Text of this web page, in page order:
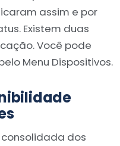
assim e por
Existem duas
Você pode
Menu Dispositivos.
dos